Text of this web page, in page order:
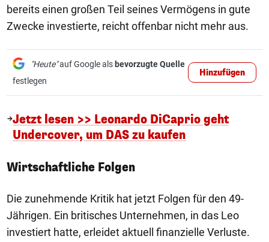
bereits einen großen Teil seines Vermögens in gute
Zwecke investierte, reicht offenbar nicht mehr aus.
"Heute"auf Google als bevorzugte Quelle
festlegen
Hinzufügen
Jetzt lesen >> Leonardo DiCaprio geht
Undercover, um DAS zu kaufen
Wirtschaftliche Folgen
Die zunehmende Kritik hat jetzt Folgen für den 49-
Jährigen. Ein britisches Unternehmen, in das Leo
investiert hatte, erleidet aktuell finanzielle Verluste.